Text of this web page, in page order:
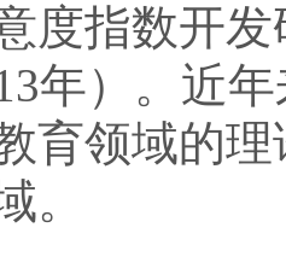
度指数开
年）。近
育领域的
。